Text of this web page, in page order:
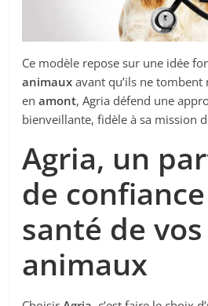
Ce modèle repose sur une idée
animauxavant qu’ils ne tombent
enamont, Agria défend une
bienveillante, fidèle à sa mission
Agria, un
de
santé de vos
animaux